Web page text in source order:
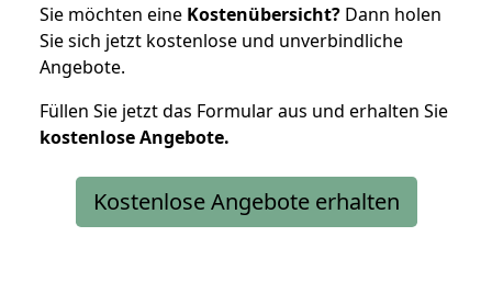
Sie möchten eine Kostenübersicht? Dann holen
Sie sich jetzt kostenlose und unverbindliche
Angebote.
Füllen Sie jetzt das Formular aus und erhalten Sie
kostenloseAngebote.
Kostenlose Angebote erhalten